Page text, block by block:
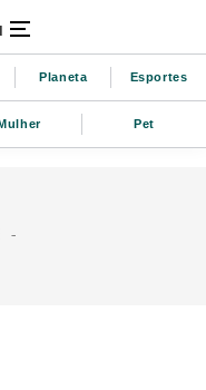
Planeta Esportes
Pet